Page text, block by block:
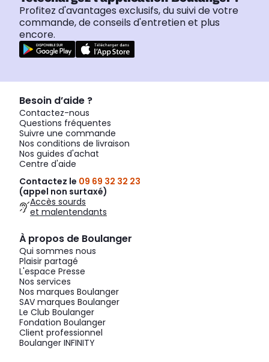
Profitez d'avantages exclusifs, du suivi de votre
commande, de conseils d'entretien et plus
encore.
Besoin d’aide ?
Contactez-nous
Questions fréquentes
Suivre une commande
Nos conditions de livraison
Nos guides d'achat
Centre d'aide
Contactez le 09 69 32 32 23
(appel non surtaxé)
Accès sourds
et malentendants
À propos de Boulanger
Qui sommes nous
Plaisir partagé
L'espace Presse
Nos services
Nos marques Boulanger
SAV marques Boulanger
Le Club Boulanger
Fondation Boulanger
Client professionnel
Boulanger INFINITY